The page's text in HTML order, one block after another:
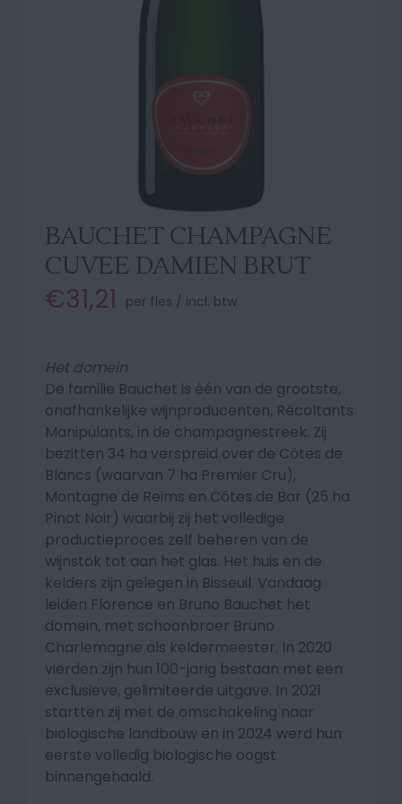
BAUCHET CHAMPAGNE
CUVEE DAMIEN BRUT
€31,21 per fles / incl. btw
Het domein
De familie Bauchet is één van de grootste,
onafhankelijke wijnproducenten, Récoltants
Manipulants, in de champagnestreek. Zij
bezitten 34 ha verspreid over de Côtes de
Blancs (waarvan 7 ha Premier Cru),
Montagne de Reims en Côtes de Bar (25 ha
Pinot Noir) waarbij zij het volledige
productieproces zelf beheren van de
wijnstok tot aan het glas. Het huis en de
kelders zijn gelegen in Bisseuil. Vandaag
leiden Florence en Bruno Bauchet het
domein, met schoonbroer Bruno
Charlemagne als keldermeester. In 2020
vierden zijn hun 100-jarig bestaan met een
exclusieve, gelimiteerde uitgave. In 2021
startten zij met de omschakeling naar
biologische landbouw en in 2024 werd hun
eerste volledig biologische oogst
binnengehaald.